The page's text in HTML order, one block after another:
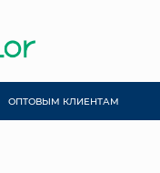
ОПТОВЫМ КЛИЕНТАМ